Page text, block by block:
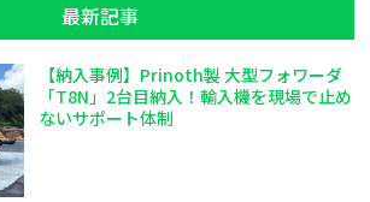
最新記事
【納入事例】Prinoth製 大型フォワーダ
「T8N」2台目納入！輸入機を現場で止め
ないサポート体制